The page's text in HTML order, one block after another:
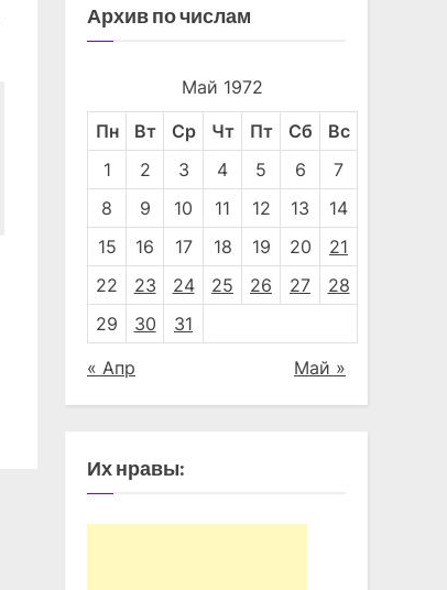
Архив по числам
Май 1972
Пн Вт Ср Чт Пт Сб
Вс
1
2 3 4 5 6
7
8
9 10 11 12 13
14
15
16 17 18 19 20
21
22
23 24 25 26 27
28
29
30 31
« Апр Май »
Их нравы: